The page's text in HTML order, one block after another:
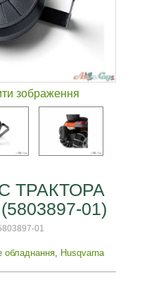
зображення
ТРАКТОРА
01)
01
обладнання Husqvarna